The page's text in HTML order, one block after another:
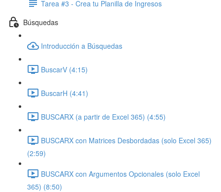
Tarea #3 - Crea tu Planilla de Ingresos
Búsquedas
Introducción a Búsquedas
BuscarV (4:15)
BuscarH (4:41)
BUSCARX (a partir de Excel 365) (4:55)
BUSCARX con Matrices Desbordadas (solo Excel 365)
(2:59)
BUSCARX con Argumentos Opcionales (solo Excel
365) (8:50)